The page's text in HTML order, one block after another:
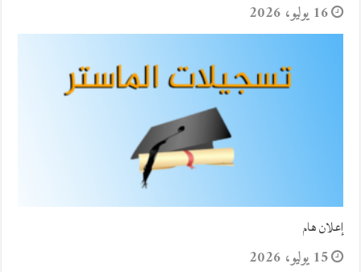
16 يوليو، 2026
إعلان هام
15 يوليو، 2026